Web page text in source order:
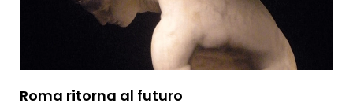
Roma ritorna al futuro